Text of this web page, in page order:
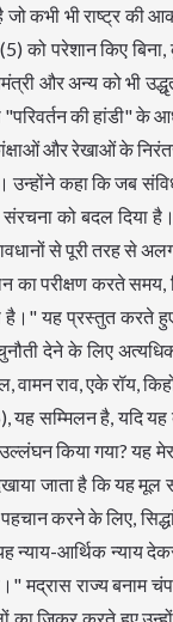
जो कभी भी राष्ट्र
को परेशान किए
और अन्य को भी
की हांडी" के
और रेखाओं के
उन्होंने कहा कि जब
को बदल दिया
से पूरी तरह से
होगा, यह आधार नहीं हो सकता। यह प्रस्तुत किया गया है कि बुनियादी ढांचे के मुद्दे पर केशवानंद भारती से ही चर्चा की गई है जहां स्थिति उभरती है ... मैं पढ़ूंगा नहीं लेकिन परिभाषित बुनियादी ढांचे के स्तर और हमने जो किया है, के बीच एक तुलना - हमने अभी इसके लिए आर्थिक अधिकार का एक स्तर जोड़ा है। डीपीएसपी में निहित कल्याणकारी राज्य का निर्माण- इस तरह संशोधन ने बुनियादी ढांचे को मजबूत किया है।" हालांकि, जस्टिस भट संतुष्ट नहीं थे और उन्होंने कहा, "आप प्रस्तावना में संघवाद का भी पता नहीं लगा सकते हैं, फिर भी यह मूल संरचना में है। मिनर्वा मिल में, संशोधन ने केशवानंद को पूर्ववत करने की मांग की थी। इसलिए अदालत मूल संरचना में वापस चली गई और कहा कि आप संशोधन शक्ति को पार नहीं कर सकते। मुद्दा यह है , यहां तक कि नई संशोधित विशेषताएं भी बुनियादी ढांचे का उल्लंघन कर सकती हैं। शिक्षा का अधिकार, पहले यह एक निर्देशक सिद्धांत था और अब यह एक मौलिक अधिकार है। अनुच्छेद 265 कहता है कि किसी पर भी अधिकार के बिना कर नहीं लगाया जा सकता है, यह मौलिक अधिकार नहीं है लेकिन यह महत्वपूर्ण है। यदि आप हटाते हैं क्या यह बुनियादी ढांचे का उल्लंघन नहीं करेगा?" एसजी ने कहा कि संशोधन ने केवल एक सक्षम प्रावधान पेश किया था, इसलिए राज्यों को अनिवार्य नहीं किया गया था, लेकिन ईडब्ल्यूएस कोटा शुरू करने की अनुमति दी गई थी। उन्होंने बुनियादी संरचना सिद्धांत में सीजेआई के साथ हमेशा विकसित होने पर सहमति व्यक्त की और कहा, "बेशक, अन्यथा संविधान कभी विकसित नहीं होगा। शिक्षा के अधिकार की तरह, अगर इसे पेश नहीं किया गया होता, तो संविधान